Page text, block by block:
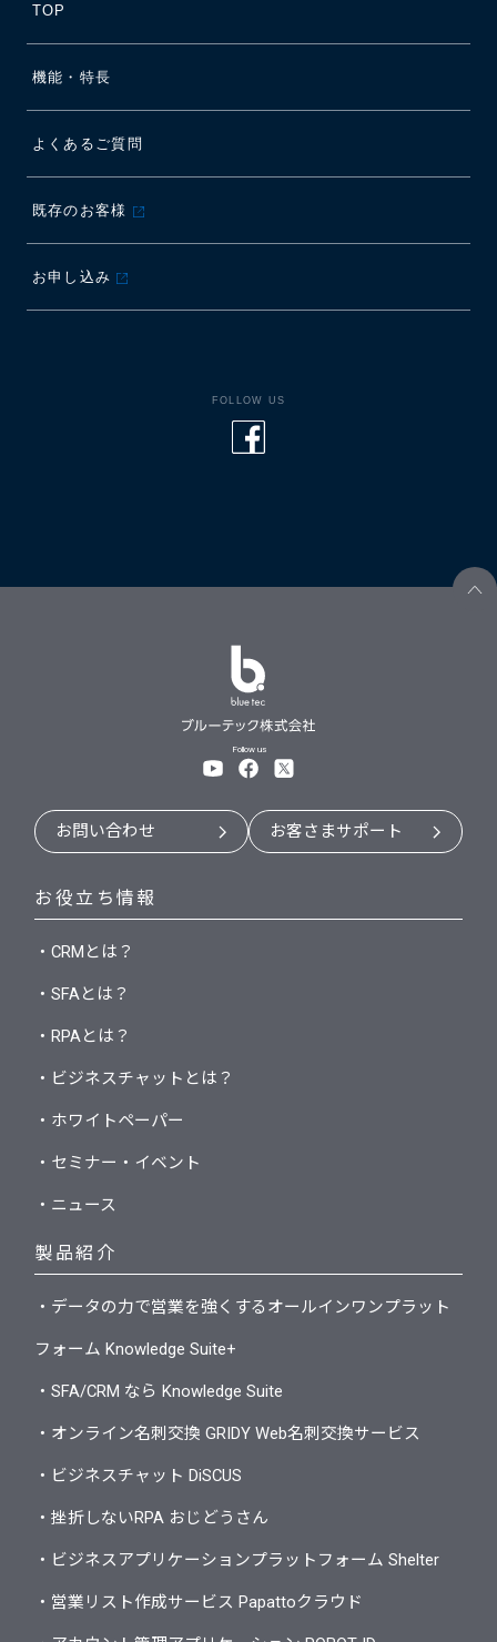
TOP
機能・特長
よくあるご質問
既存のお客様
お申し込み
FOLLOW US
Follow us
お問い合わせ お客さまサポート
お役立ち情報
・CRMとは？
・SFAとは？
・RPAとは？
・ビジネスチャットとは？
・ホワイトペーパー
・セミナー・イベント
・ニュース
製品紹介
・データの力で営業を強くするオールインワンプラット
フォーム Knowledge Suite+
・SFA/CRM なら Knowledge Suite
・オンライン名刺交換 GRIDY Web名刺交換サービス
・ビジネスチャット DiSCUS
・挫折しないRPA おじどうさん
・ビジネスアプリケーションプラットフォーム Shelter
・営業リスト作成サービス Papattoクラウド